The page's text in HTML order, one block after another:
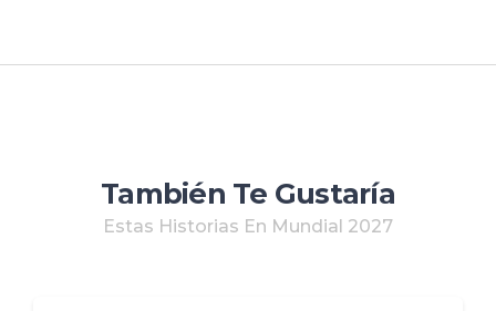
También Te Gustaría
Estas Historias En Mundial 2027